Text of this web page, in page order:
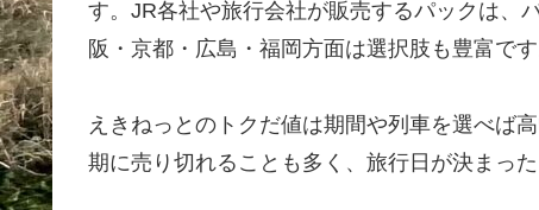
す。JR各社や旅行会社が販売するパックは、
阪・京都・広島・福岡方面は選択肢も豊富です
えきねっとのトクだ値は期間や列車を選べば
期に売り切れることも多く、旅行日が決まっ